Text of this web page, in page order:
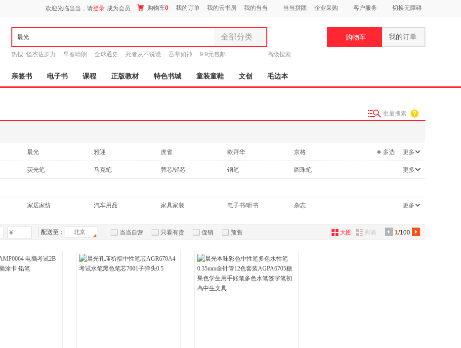
欢迎光临当当，请登录 成为会员 购物车0 我的订单 我的云书房 我的当当 当当拼团 企业采购 客户服务 切换无障碍
全部分类
全部分类
图书
电子书
时尚美妆
童装童鞋
服装
箱包皮具
汽车用品
食品
手机通讯
热搜: 怪杰佐罗力 早春晴朗 全球通史 死者从不说谎 吾辈如神 9.9元包邮 高级搜索
购物车 我的订单
亲签书 电子书 课程 正版教材 特色书城 童装童鞋 文创 毛边本
批量搜索
晨光 雅迎 虎雀 欧拜华
京格
宝诗顿 素界 出极 锦溢
CHE AI REN
多选 更多
荧光笔 马克笔 替芯/铅芯 钢笔
圆珠笔
更多
家居家纺 汽车用品 家具家装 电子书/听书
杂志
更多
- 配送至： 北京 当当自营 只看有货 促销 预售 1/100
大图 列表